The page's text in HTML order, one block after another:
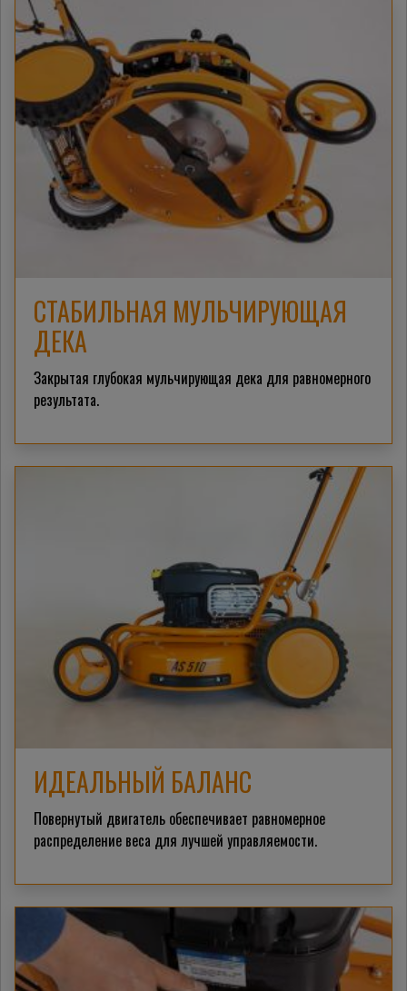
СТАБИЛЬНАЯ МУЛЬЧИРУЮЩАЯ
ДЕКА
Закрытая глубокая мульчирующая дека для равномерного
результата.
ИДЕАЛЬНЫЙ БАЛАНС
Повернутый двигатель обеспечивает равномерное
распределение веса для лучшей управляемости.